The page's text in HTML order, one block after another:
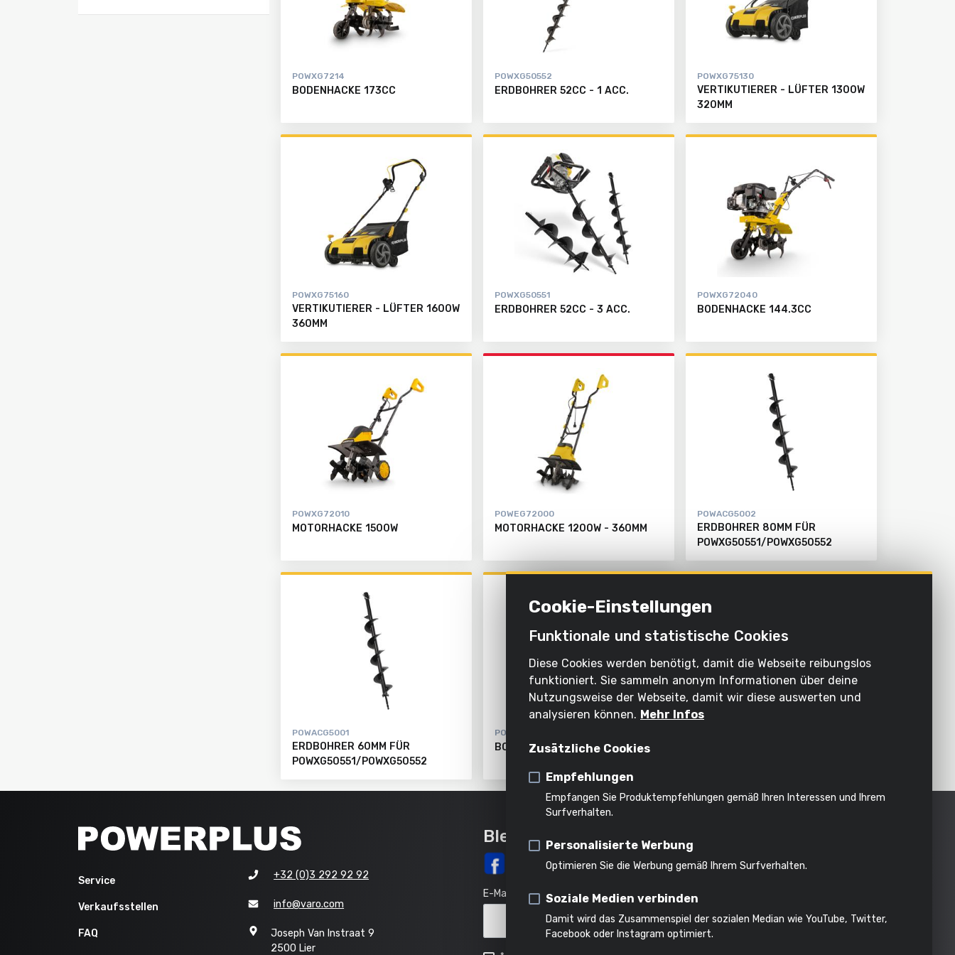
Verkaufsstellen
POWXG7214
BODENHACKE 173CC
POWXG50552
ERDBOHRER 52CC - 1 ACC.
POWXG75130
VERTIKUTIERER - LÜFTER 1300W
320MM
POWXG75160
VERTIKUTIERER - LÜFTER 1600W
360MM
POWXG50551
ERDBOHRER 52CC - 3 ACC.
POWXG72040
BODENHACKE 144.3CC
POWXG72010
MOTORHACKE 1500W
POWEG72000
MOTORHACKE 1200W - 360MM
POWACG5002
ERDBOHRER 80MM FÜR
POWXG50551/POWXG50552
POWACG5001
ERDBOHRER 60MM FÜR
POWXG50551/POWXG50552
POWXG7217
BODENHACKE 208CC + PFLUG
Service
Verkaufsstellen
FAQ
+32 (0)3 292 92 92
info@varo.com
Joseph Van Instraat 9
2500 Lier
Bleib auf dem Laufenden
E-Mail
Anmelden
Cookie-Einstellungen
Funktionale und statistische Cookies
Diese Cookies werden benötigt, damit die Webseite reibungslos
funktioniert. Sie sammeln anonym Informationen über deine
Nutzungsweise der Webseite, damit wir diese auswerten und
analysieren können. Mehr Infos
Zusätzliche Cookies
Empfehlungen
Empfangen Sie Produktempfehlungen gemäß Ihren Interessen und Ihrem
Surfverhalten.
Personalisierte Werbung
Optimieren Sie die Werbung gemäß Ihrem Surfverhalten.
Soziale Medien verbinden
Damit wird das Zusammenspiel der sozialen Median wie YouTube, Twitter,
Facebook oder Instagram optimiert.